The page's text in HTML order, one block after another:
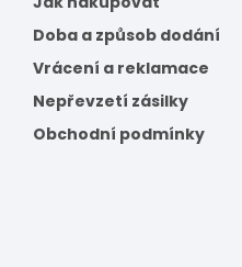
Doba a způsob dodání
Vrácení a reklamace
Nepřevzetí zásilky
Obchodní podmínky